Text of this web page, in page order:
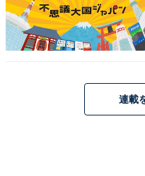
連載